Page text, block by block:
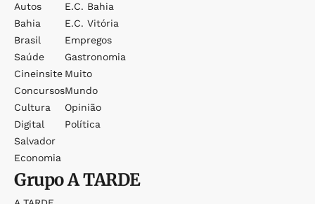
Autos
Bahia
Brasil
Saúde
Cineinsite
Concursos
Cultura
Digital
Salvador
Economia
E.c. Bahia
E.c. Vitória
Empregos
Gastronomia
Muito
Mundo
Opinião
Política
GrupoA TARDE